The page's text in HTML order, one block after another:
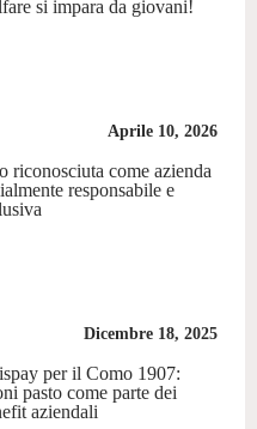
si impara da giovani!
Aprile 10, 2026
riconosciuta come azienda
responsabile e
Dicembre 18, 2025
per il Como 1907:
pasto come parte dei
aziendali